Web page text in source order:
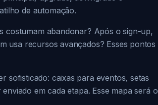
de automação.
costumam abandonar? Após o sign-up,
usa recursos avançados? Esses pontos
sofisticado: caixas para eventos, setas
em cada etapa. Esse mapa será o